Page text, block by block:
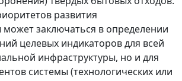
развития
может заключаться в определении
целевых индикаторов для всей
инфраструктуры, но и для
системы (технологических или